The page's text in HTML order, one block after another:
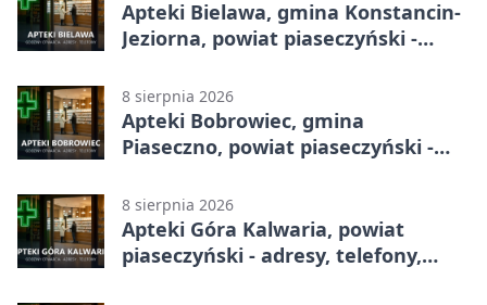
Apteki Bielawa, gmina Konstancin-
Jeziorna, powiat piaseczyński -
8 sierpnia 2026
Apteki Bobrowiec, gmina
Piaseczno, powiat piaseczyński -
8 sierpnia 2026
Apteki Góra Kalwaria, powiat
piaseczyński - adresy, telefony,